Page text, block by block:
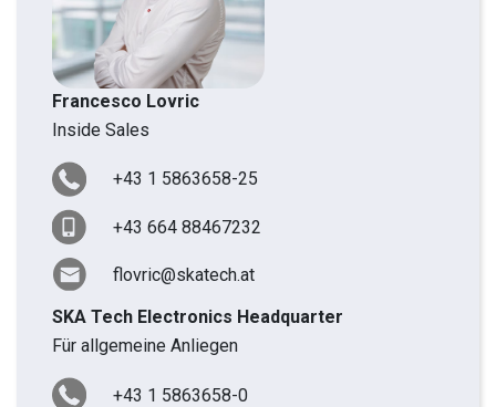
Francesco Lovric
Inside Sales
+43 1 5863658-25
+43 664 88467232
flovric@skatech.at
SKA Tech Electronics Headquarter
Für allgemeine Anliegen
+43 1 5863658-0